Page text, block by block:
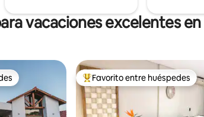
vacaciones excelentes en
preferido Favorito entre huéspedes
Favorito entre huéspedes